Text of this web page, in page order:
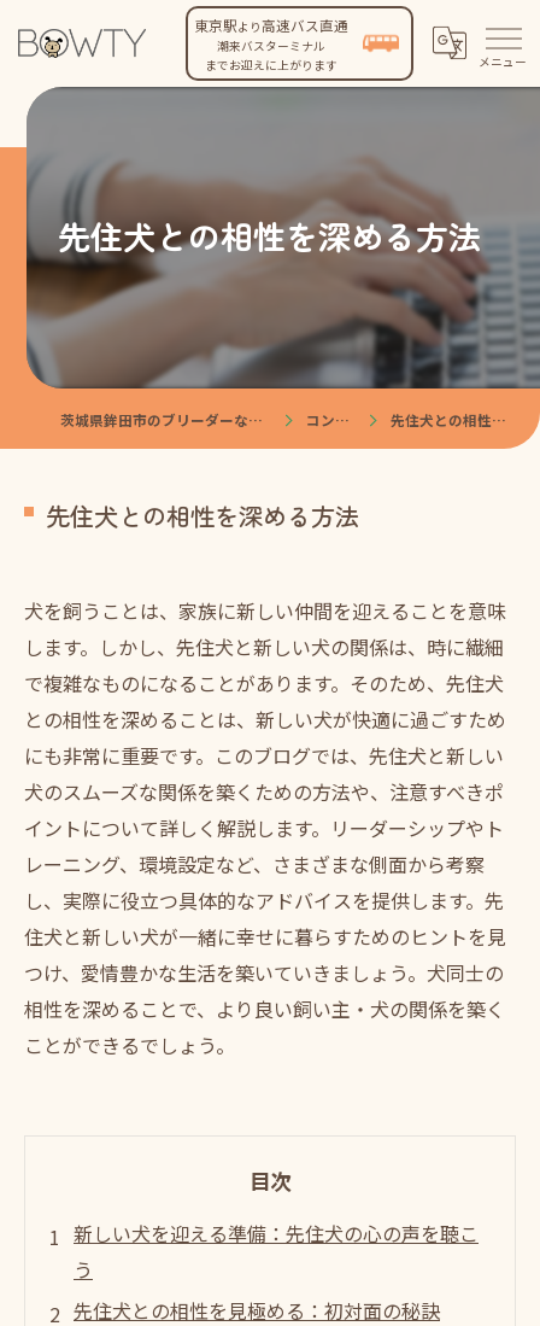
東京駅より高速バス直通
潮来バスターミナル
までお迎えに上がります
先住犬との相性を深める方法
茨城県鉾田市のブリーダーなら株式会社BOWTY コンテンツ 先住犬との相性を深める方法
先住犬との相性を深める方法
犬を飼うことは、家族に新しい仲間を迎えることを意味
します。しかし、先住犬と新しい犬の関係は、時に繊細
で複雑なものになることがあります。そのため、先住犬
との相性を深めることは、新しい犬が快適に過ごすため
にも非常に重要です。このブログでは、先住犬と新しい
犬のスムーズな関係を築くための方法や、注意すべきポ
イントについて詳しく解説します。リーダーシップやト
レーニング、環境設定など、さまざまな側面から考察
し、実際に役立つ具体的なアドバイスを提供します。先
住犬と新しい犬が一緒に幸せに暮らすためのヒントを見
つけ、愛情豊かな生活を築いていきましょう。犬同士の
相性を深めることで、より良い飼い主・犬の関係を築く
ことができるでしょう。
目次
新しい犬を迎える準備：先住犬の心の声を聴こ
う
先住犬との相性を見極める：初対面の秘訣